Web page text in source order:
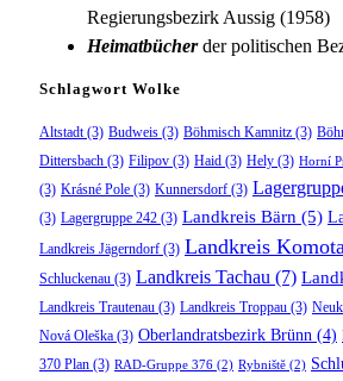
Regierungsbezirk Aussig (1958)
Heimatbücherder politischen
Schlagwort Wolke
Altstadt(3) Budweis (3) Böhmisch Kamnitz (3)
Dittersbach (3) Filipov (3) Haid (3) Hely (3) Horní
(3) Krásné Pole (3) Kunnersdorf (3)
(3) Lagergruppe 242 (3) Landkreis Bärn (5)
Landkreis Jägerndorf (3) Landkreis
Schluckenau (3) Landkreis Tachau (7)
Landkreis Trautenau (3) Landkreis Troppau (3)
Nová Oleška (3) Oberlandratsbezirk Brünn (4)
370 Plan (3) RAD-Gruppe 376 (2) Rybniště (2)